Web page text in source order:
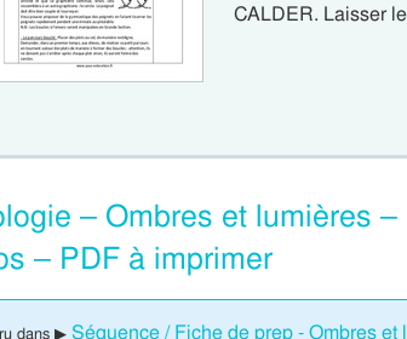
CALDER. Laisser
– Ombres et lumières
– PDF à imprimer
dans ▶ Séquence / Fiche de prep - Ombres et